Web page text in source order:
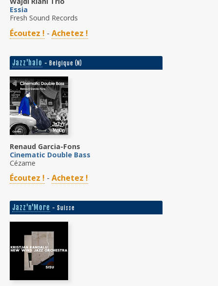
Essia
Fresh Sound Records
Écoutez ! - Achetez !
Jazz'halo - Belgique (N)
Renaud Garcia-Fons
Cinematic Double Bass
Cézame
Écoutez ! - Achetez !
Jazz'n'More - Suisse